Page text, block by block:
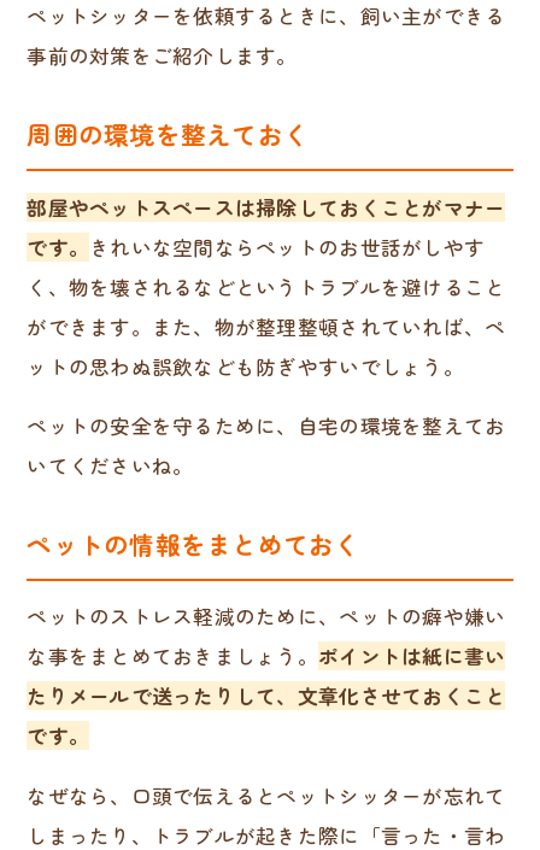
ペットシッターを依頼するときに、飼い主ができる
事前の対策をご紹介します。
周囲の環境を整えておく
部屋やペットスペースは掃除しておくことがマナー
です。 きれいな空間ならペットのお世話がしやす
く、物を壊されるなどというトラブルを避けること
ができます。また、物が整理整頓されていれば、ペ
ットの思わぬ誤飲なども防ぎやすいでしょう。
ペットの安全を守るために、自宅の環境を整えてお
いてくださいね。
ペットの情報をまとめておく
ペットのストレス軽減のために、ペットの癖や嫌い
な事をまとめておきましょう。 ポイントは紙に書い
たりメールで送ったりして、文章化させておくこと
です。
なぜなら、口頭で伝えるとペットシッターが忘れて
しまったり、トラブルが起きた際に「言った・言わ